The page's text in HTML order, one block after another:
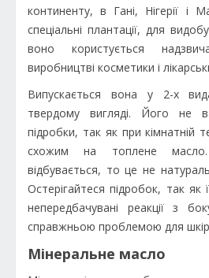
континенту, в Гані, Нігерії і
спеціальні плантації, для
воно користується
виробництві косметики і
Випускається вона у 2-х
твердому вигляді. Його не
підробки, так як при кімнатній
схожим на топлене
відбувається, то це не
Остерігайтеся підробок, так
непередбачувані реакції з
справжньою проблемою для
Мінеральне масло